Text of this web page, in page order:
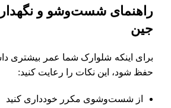
راهنمای شست‌وشو و
جین
برای اینکه شلوارک شما عمر بیشتری
حفظ شود، این نکات را رعایت کنید:
از شست‌وشوی مکرر خودداری کنید